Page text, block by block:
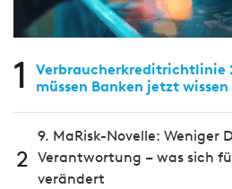
1
Verbraucherkreditrichtlinie
müssen Banken jetzt
2
9. MaRisk-Novelle: Weniger
Verantwortung – was sich
verändert